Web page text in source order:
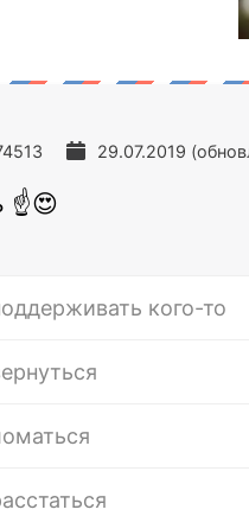
29.07.2019
☝😍
кого-то